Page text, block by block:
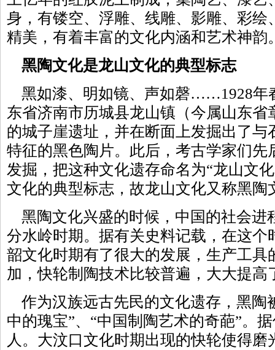
身，有镂空、浮雕、线雕、影雕、彩绘
精美，有着丰富的文化内涵和艺术神韵
黑陶文化是龙山文化的典型标志
黑如漆、明如镜、声如磬……1928年
东省济南市历城县龙山镇（今属山东省
的城子崖遗址，并在断面上发掘出了与
特征的黑色陶片。此后，考古学家们先
发掘，把这种文化遗存命名为“龙山文
文化的典型标志，故龙山文化又称黑陶
黑陶文化兴盛的时候，中国的社会进
分水岭时期。据有关史料记载，在这个
韶文化时期有了很大的发展，生产工具
加，快轮制陶技术比较普遍，大大提高
作为汉族远古先民的文化遗存，黑陶
中的瑰宝”、“中国制陶艺术的奇葩”。
人。大汶口文化时期出现的快轮使得